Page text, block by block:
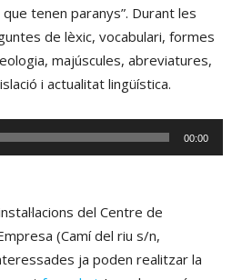
tenen paranys”. Durant les
de lèxic, vocabulari, formes
majúscules, abreviatures,
i actualitat lingüística.
00:00
del Centre de
(Camí del riu s/n,
ja poden realitzar la